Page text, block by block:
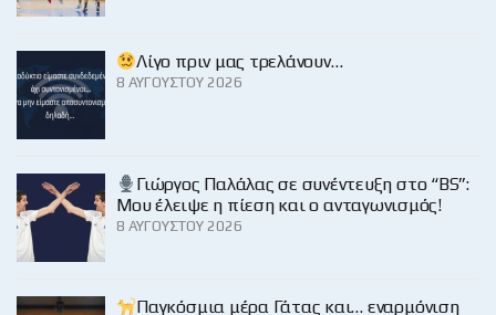
Λίγο πριν μας τρελάνουν…
8 ΑΥΓΟΎΣΤΟΥ 2026
Γιώργος Παλάλας σε συνέντευξη στο “BS”:
Μου έλειψε η πίεση και ο ανταγωνισμός!
8 ΑΥΓΟΎΣΤΟΥ 2026
Παγκόσμια μέρα Γάτας και… εναρμόνιση